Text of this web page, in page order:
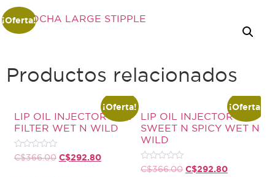
¡Oferta!
Productos relacionados
¡Oferta!
LIP OIL INJECTOR FIRT
FILTER WET N WILD
Valorado
con
C$366.00 C$292.80
¡Oferta!
LIP OIL INJECTOR
SWEET N SPICY WET N
WILD
Valorado
con
C$366.00 C$292.80